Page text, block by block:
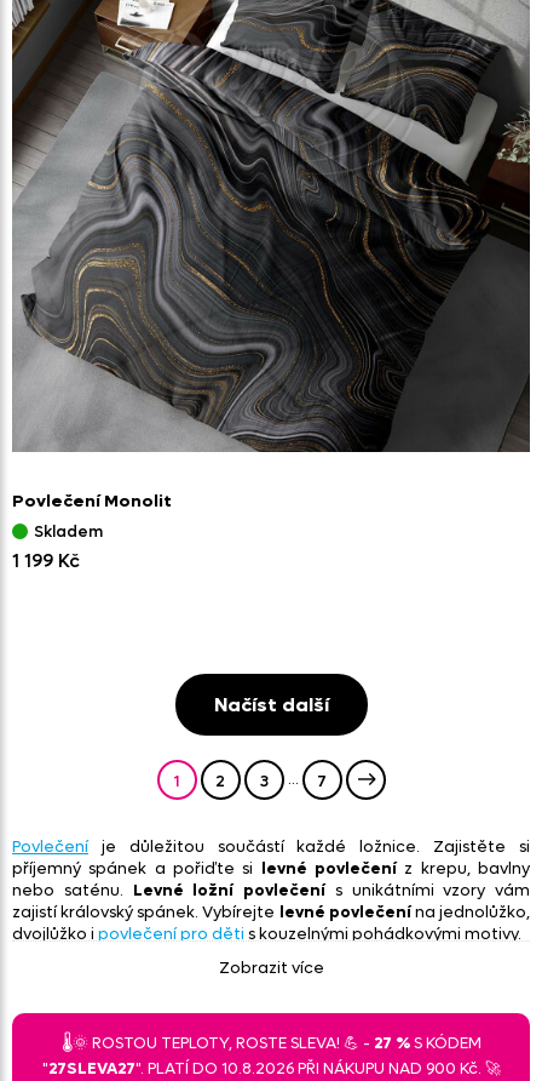
Povlečeníje důležitou součástí každé ložnice. Zajistěte si
příjemný spánek a pořiďte si levné povlečení z krepu, bavlny
nebo saténu. Levné ložní povlečenís unikátními vzory vám
zajistí královský spánek. Vybírejte levné povlečenína jednolůžko,
dvojlůžko i povlečení pro děti s kouzelnými pohádkovými motivy.
Zdravý spánek je nedílnou součástí života. V posteli strávíte
celou jeho třetinu. Vybírejte si protoložní povlečenípečlivě a
nešetřete při nákupu na úkor kvality. Podle vlastního vkusu
Zobrazit více
Povlečení Monolit
Skladem
1 199 Kč
Načíst další
1 2 3 ... 7
🌡️🌞 ROSTOU TEPLOTY, ROSTE SLEVA! 💪 - 27 %S KÓDEM
"27SLEVA27". PLATÍ DO 10.8.2026 PŘI NÁKUPU NAD 900 Kč. 🚀